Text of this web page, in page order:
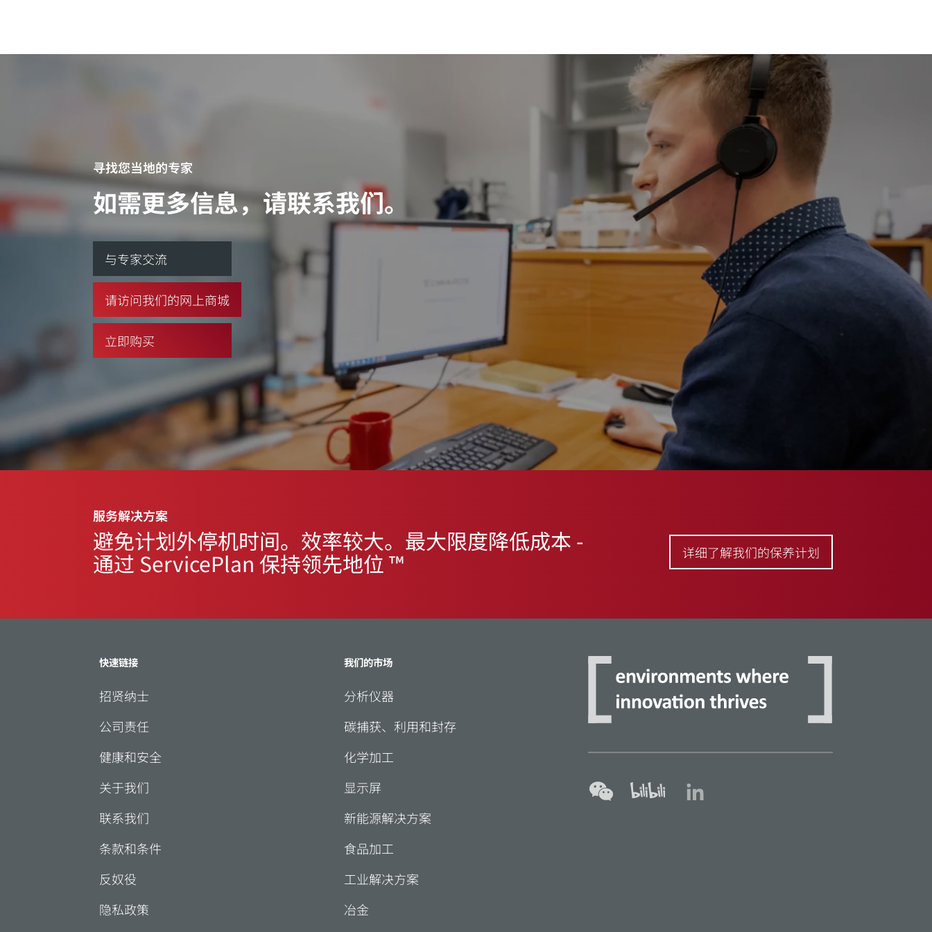
寻找您当地的专家
如需更多信息，请联系我们。
与专家交流
请访问我们的网上商城
立即购买
服务解决方案
避免计划外停机时间。效率较大。最大限度降低成本 -
通过 ServicePlan 保持领先地位 ™ 详细了解我们的保养计划
快速链接
招贤纳士
公司责任
健康和安全
关于我们
联系我们
条款和条件
反奴役
隐私政策
我们的市场
分析仪器
碳捕获、利用和封存
化学加工
显示屏
新能源解决方案
食品加工
工业解决方案
冶金